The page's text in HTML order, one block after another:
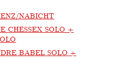
NABICHT
CHESSEX SOLO +
BABEL SOLO +